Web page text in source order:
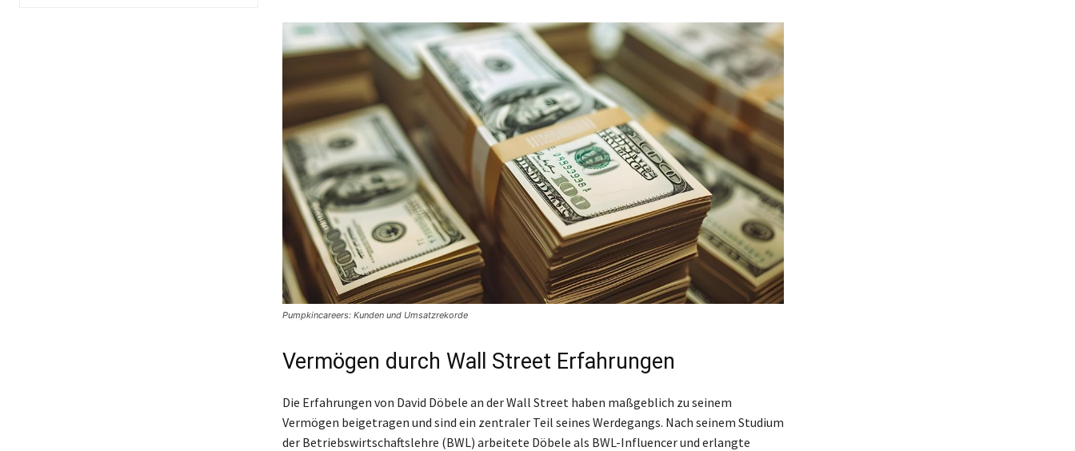
Pumpkincareers: Kunden und Umsatzrekorde
Vermögen durch Wall Street Erfahrungen
Die Erfahrungen von David Döbele an der Wall Street haben maßgeblich zu seinem
Vermögen beigetragen und sind ein zentraler Teil seines Werdegangs. Nach seinem Studium
der Betriebswirtschaftslehre (BWL) arbeitete Döbele als BWL-Influencer und erlangte